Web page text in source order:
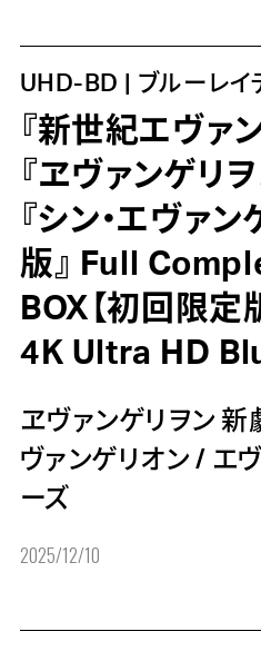
UHD-BD | ブルーレイ
『新世紀エヴァ
『ヱヴァンゲリ
『シン・エヴァ
版』 Full
BOX【初回限定
4K Ultra HD
ヱヴァンゲリヲン 新
ヴァンゲリオン / エ
ーズ
2025/12/10